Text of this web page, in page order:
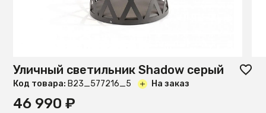
Уличный светильник Shadow серый
Код товара: B23_577216_5 На заказ
46 990 ₽